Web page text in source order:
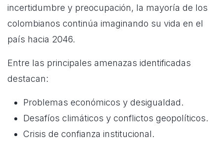
incertidumbre y preocupación, la mayoría de los
colombianos continúa imaginando su vida en el
país hacia 2046.
Entre las principales amenazas identificadas
destacan:
Problemas económicos y desigualdad.
Desafíos climáticos y conflictos geopolíticos.
Crisis de confianza institucional.